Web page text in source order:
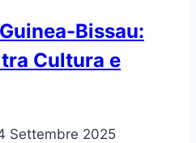
Bissau:
Cultura e
Settembre 2025